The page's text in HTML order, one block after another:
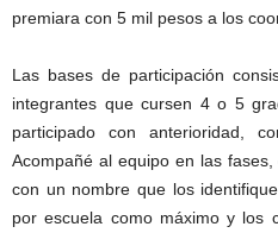
premiara con 5 mil pesos a los
Las bases de participación
integrantes que cursen 4 o 5
participado con anterioridad,
Acompañé al equipo en las
con un nombre que los
por escuela como máximo y los